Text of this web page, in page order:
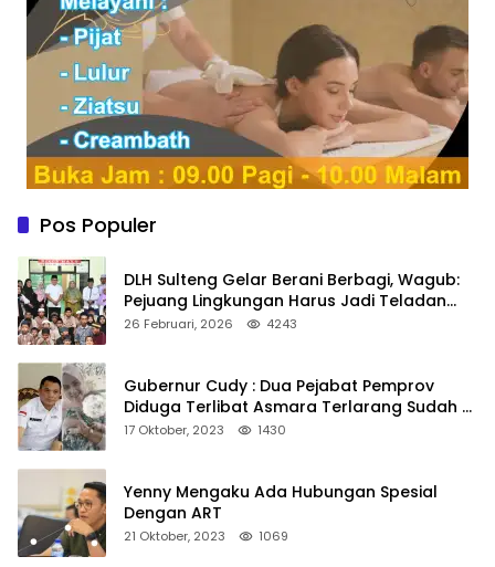
Pos Populer
DLH Sulteng Gelar Berani Berbagi, Wagub:
Pejuang Lingkungan Harus Jadi Teladan
Kepedulian
26 Februari, 2026 4243
Gubernur Cudy : Dua Pejabat Pemprov
Diduga Terlibat Asmara Terlarang Sudah di
Non Job
17 Oktober, 2023 1430
Yenny Mengaku Ada Hubungan Spesial
Dengan ART
21 Oktober, 2023 1069